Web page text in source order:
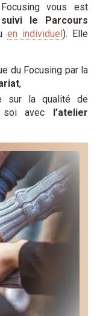
vous est
suivi le Parcours
en individuel). Elle
du Focusing par la
,
sur la qualité de
soi avec
l’atelier